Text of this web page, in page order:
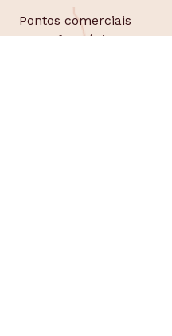
Pontos comerciais
como farmácia,